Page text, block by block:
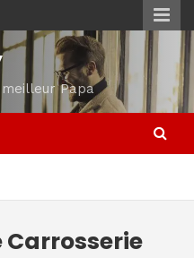
Papa
Carrosserie